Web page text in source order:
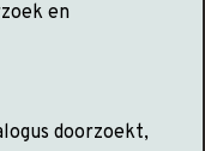
en
doorzoekt,